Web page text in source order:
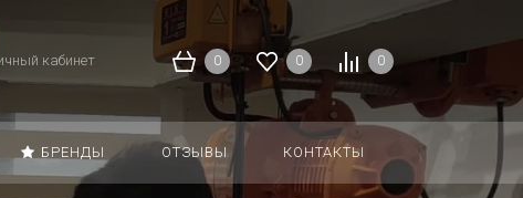
кабинет 0 0 0
БРЕНДЫ ОТЗЫВЫ КОНТАКТЫ